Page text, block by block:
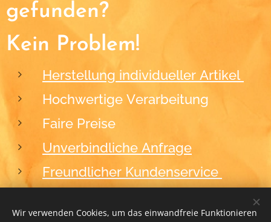
gefunden?
Kein Problem!
Herstellung individueller Artikel
Hochwertige Verarbeitung
Faire Preise
Unverbindliche Anfrage
Freundlicher Kundenservice
Wir verwenden Cookies, um das einwandfreie Funktionieren